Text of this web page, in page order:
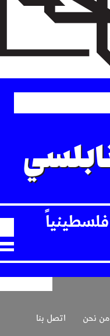
من نحن اتصل بنا